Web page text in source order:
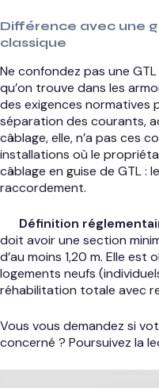
Différence avec une
classique
Ne confondez pas une
qu’on trouve dans les
des exigences normatives
séparation des courants,
câblage, elle, n’a pas ces
installations où le
câblage en guise de GTL :
raccordement.
Définition
doit avoir une section
d’au moins 1,20 m. Elle
logements neufs
réhabilitation totale avec
Vous vous demandez si
concerné ? Poursuivez la